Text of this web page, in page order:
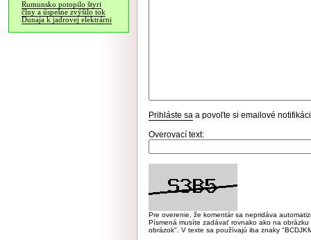
Rumunsko potopilo štyri
člny a úspešne zvýšilo tok
Dunaja k jadrovej elektrárni
Prihláste sa a povoľte si emailové
Overovací text:
Pre overenie, že komentár sa nepridáva
Písmená musíte zadávať rovnako ako na
obrázok". V texte sa používajú iba znaky